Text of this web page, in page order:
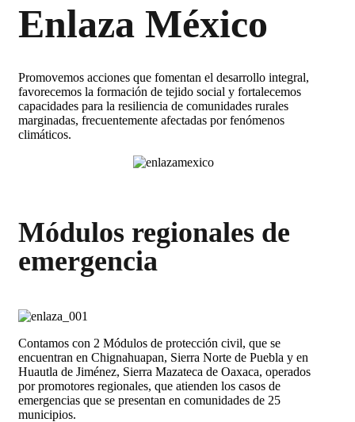
Enlaza México
Promovemos acciones que fomentan el desarrollo integral,
favorecemos la formación de tejido social y fortalecemos
capacidades para la resiliencia de comunidades rurales
marginadas, frecuentemente afectadas por fenómenos
climáticos.
Módulos regionales de
emergencia
Contamos con 2 Módulos de protección civil, que se
encuentran en Chignahuapan, Sierra Norte de Puebla y en
Huautla de Jiménez, Sierra Mazateca de Oaxaca, operados
por promotores regionales, que atienden los casos de
emergencias que se presentan en comunidades de 25
municipios.